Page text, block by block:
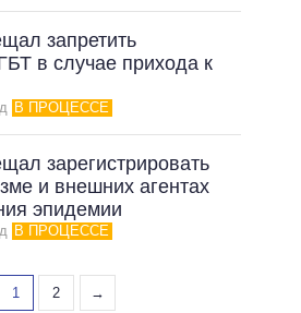
запретить
в случае прихода к
В ПРОЦЕССЕ
зарегистрировать
и внешних агентах
эпидемии
В ПРОЦЕССЕ
1 2 →